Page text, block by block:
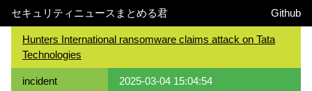
セキュリティニュースまとめる君 Github
Hunters International ransomware claims attack on Tata
Technologies
incident 2025-03-04 15:04:54